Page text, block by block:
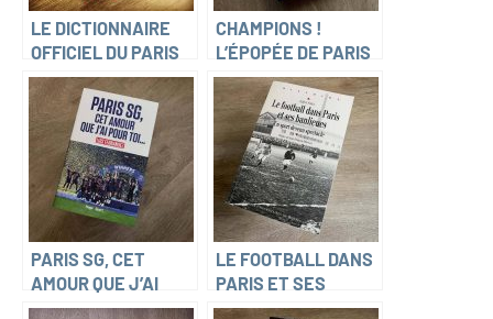
LE DICTIONNAIRE
OFFICIEL DU PARIS
SAINT-GERMAIN
(Michel Kollar)
CHAMPIONS !
L’ÉPOPÉE DE PARIS
EN COUPE D’EUROPE
PARIS SG, CET
AMOUR QUE J’AI
POUR TOI (Luis
LE FOOTBALL DANS
PARIS ET SES
BANLIEUES (Julien